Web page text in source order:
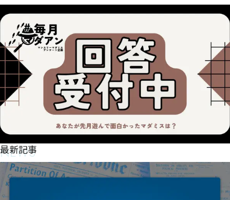
NEWS
最新記事